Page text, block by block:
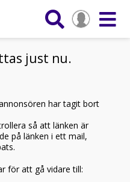
just nu.
har tagit bort
så att länken är
på länken i ett mail,
för att gå vidare till: